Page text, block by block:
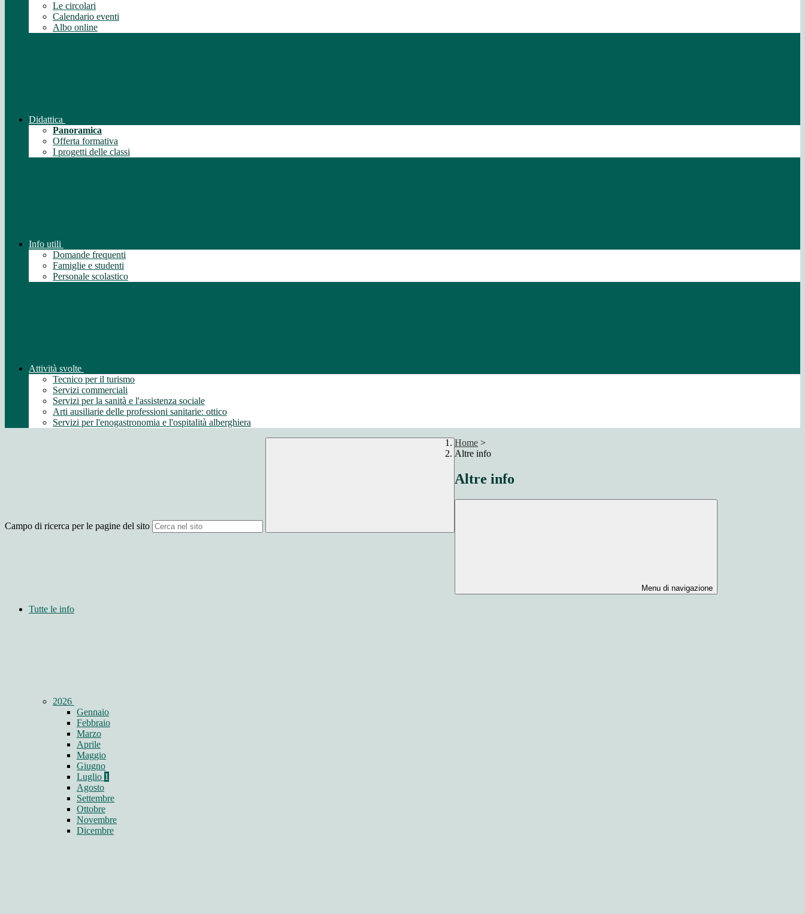
Le circolari
Calendario eventi
Albo online
Didattica
Panoramica
Offerta formativa
I progetti delle classi
Info utili
Domande frequenti
Famiglie e studenti
Personale scolastico
Attività svolte
Tecnico per il turismo
Servizi commerciali
Servizi per la sanità e l'assistenza sociale
Arti ausiliarie delle professioni sanitarie: ottico
Servizi per l'enogastronomia e l'ospitalità alberghiera
Campo di ricerca per le pagine del sito
Home >
Altre info
Altre info
Menu di navigazione
Tutte le info
2026
Gennaio
Febbraio
Marzo
Aprile
Maggio
Giugno
Luglio 1
Agosto
Settembre
Ottobre
Novembre
Dicembre